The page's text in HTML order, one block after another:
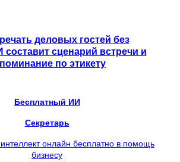
деловых гостей без
сценарий встречи и
по этикету
Бесплатный ИИ
Секретарь
онлайн бесплатно в помощь
бизнесу